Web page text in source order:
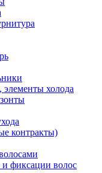
холода
контракты)
и фиксации волос